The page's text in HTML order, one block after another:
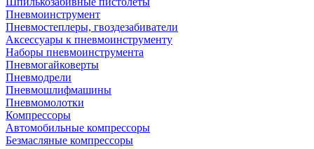
Пневмоинструмент
Пневмостеплеры, гвоздезабиватели
Аксессуары к пневмоинструменту
Наборы пневмоинструмента
Пневмогайковерты
Пневмодрели
Пневмошлифмашины
Пневмомолотки
Компрессоры
Автомобильные компрессоры
Безмасляные компрессоры